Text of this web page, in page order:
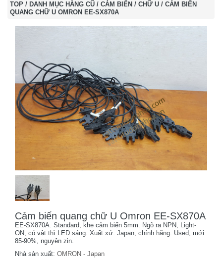
TOP / DANH MỤC HÀNG CŨ / CẢM BIẾN / CHỮ U / CẢM BIẾN
QUANG CHỮ U OMRON EE-SX870A
Cảm biến quang chữ U Omron EE-SX870A
EE-SX870A. Standard, khe cảm biến 5mm. Ngõ ra NPN, Light-
ON, có vật thì LED sáng. Xuất xứ: Japan, chính hãng. Used, mới
85-90%, nguyên zin.
Nhà sản xuất: OMRON - Japan